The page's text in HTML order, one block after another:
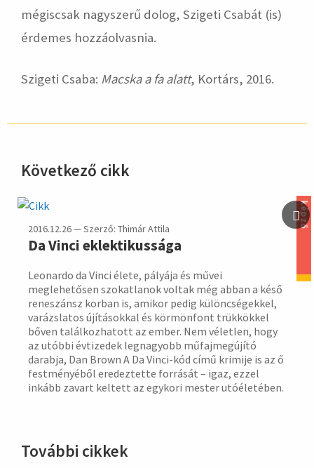
mégiscsak nagyszerű dolog, Szigeti Csabát (is)
érdemes hozzáolvasnia.
Szigeti Csaba: Macska a fa alatt, Kortárs, 2016.
Következő cikk
képző
2016.12.26 — Szerző: Thimár Attila
Da Vinci eklektikussága
Leonardo da Vinci élete, pályája és művei
meglehetősen szokatlanok voltak még abban a késő
reneszánsz korban is, amikor pedig különcségekkel,
varázslatos újításokkal és körmönfont trükkökkel
bőven találkozhatott az ember. Nem véletlen, hogy
az utóbbi évtizedek legnagyobb műfajmegújító
darabja, Dan Brown A Da Vinci-kód című krimije is az ő
festményéből eredeztette forrását – igaz, ezzel
inkább zavart keltett az egykori mester utóéletében.
További cikkek